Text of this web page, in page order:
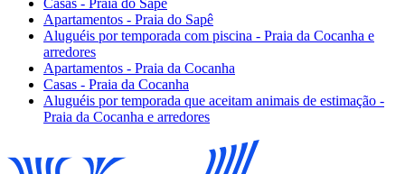
Casas - Praia do Sapê
Apartamentos - Praia do Sapê
Aluguéis por temporada com piscina - Praia da Cocanha e
arredores
Apartamentos - Praia da Cocanha
Casas - Praia da Cocanha
Aluguéis por temporada que aceitam animais de estimação -
Praia da Cocanha e arredores